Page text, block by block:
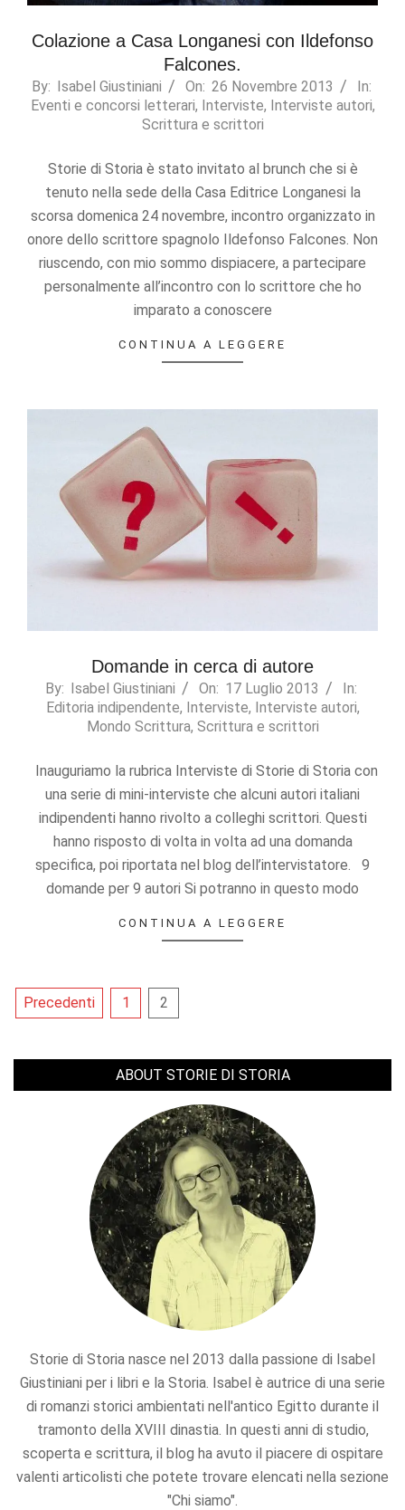
Colazione a Casa Longanesi con Ildefonso
Falcones.
2013-
11-
By: Isabel Giustiniani On: 26 Novembre 2013
In:
Eventi e concorsi letterari, Interviste, Interviste autori,
Scrittura e scrittori
Storie di Storia è stato invitato al brunch che si è
tenuto nella sede della Casa Editrice Longanesi la
scorsa domenica 24 novembre, incontro organizzato in
onore dello scrittore spagnolo Ildefonso Falcones. Non
riuscendo, con mio sommo dispiacere, a partecipare
personalmente all’incontro con lo scrittore che ho
imparato a conoscere
CONTINUA A LEGGERE
Domande in cerca di autore
2013-
07-
By: Isabel Giustiniani On: 17 Luglio 2013
In:
Editoria indipendente, Interviste, Interviste autori,
Mondo Scrittura, Scrittura e scrittori
Inauguriamo la rubrica Interviste di Storie di Storia con
una serie di mini-interviste che alcuni autori italiani
indipendenti hanno rivolto a colleghi scrittori. Questi
hanno risposto di volta in volta ad una domanda
specifica, poi riportata nel blog dell’intervistatore. 9
domande per 9 autori Si potranno in questo modo
CONTINUA A LEGGERE
Paginazione
articoli
Precedenti 1 2
ABOUT STORIE DI STORIA
Storie di Storia nasce nel 2013 dalla passione di Isabel
Giustiniani per i libri e la Storia. Isabel è autrice di una serie
di romanzi storici ambientati nell'antico Egitto durante il
tramonto della XVIII dinastia. In questi anni di studio,
scoperta e scrittura, il blog ha avuto il piacere di ospitare
valenti articolisti che potete trovare elencati nella sezione
"Chi siamo".